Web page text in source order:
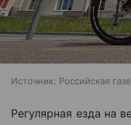
Источник: Российская
Регулярная езда на